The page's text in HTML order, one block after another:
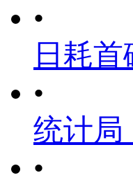
•
日耗
•
统计局
•